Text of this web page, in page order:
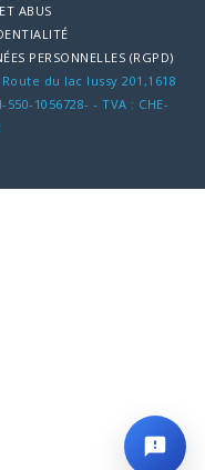
ABUS
PERSONNELLES (RGPD)
du lac lussy 201,1618
1056728- - TVA : CHE-